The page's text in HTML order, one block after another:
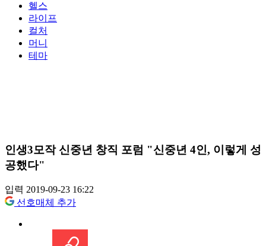
헬스
라이프
컬처
머니
테마
인생3모작 신중년 창직 포럼 "신중년 4인, 이렇게 성
공했다"
입력 2019-09-23 16:22
선호매체 추가